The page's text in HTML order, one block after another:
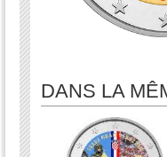
DANS LA